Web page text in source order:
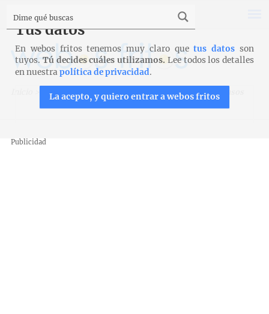
Recetas Postres y tartas > Yogur con frutas en vasos
Publicidad
Tus datos
En webos fritos tenemos muy claro quetus datos son
tuyos. Tú decides cuáles utilizamos. Lee todos los detalles
en nuestrapolítica de privacidad.
La acepto, y quiero entrar a webos fritos